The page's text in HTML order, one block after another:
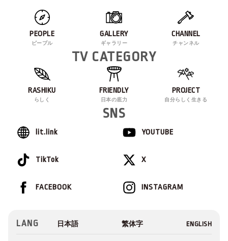
PEOPLE
ピープル
GALLERY
ギャラリー
CHANNEL
チャンネル
TV CATEGORY
RASHIKU
らしく
FRIENDLY
日本の底力
PROJECT
自分らしく生きる
SNS
lit.link YOUTUBE
TikTok X
INSTAGRAM
FACEBOOK
LANG